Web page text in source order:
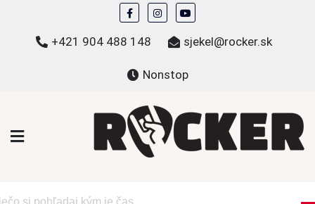
content
+421 904 488 148 sjekel@rocker.sk
Nonstop